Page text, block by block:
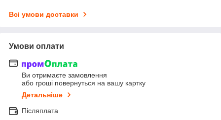
Всі умови доставки
Умови оплати
Ви отримаєте замовлення
або гроші повернуться на вашу картку
Детальніше
Післяплата